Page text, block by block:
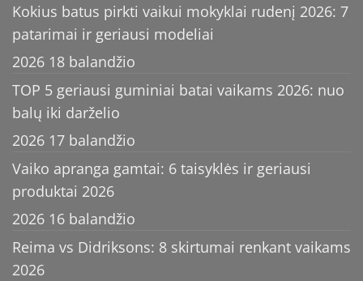
Kokius batus pirkti vaikui mokyklai rudenį 2026: 7
patarimai ir geriausi modeliai
2026 18 balandžio
TOP 5 geriausi guminiai batai vaikams 2026: nuo
balų iki darželio
2026 17 balandžio
Vaiko apranga gamtai: 6 taisyklės ir geriausi
produktai 2026
2026 16 balandžio
Reima vs Didriksons: 8 skirtumai renkant vaikams
2026